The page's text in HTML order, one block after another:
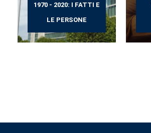
1970 - 2020: I FATTI E
LE PERSONE